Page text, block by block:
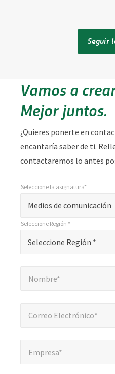
Seguir
Vamos a
Mejor juntos.
¿Quieres ponerte en
encantaría saber de ti.
contactaremos lo antes
"
indica
Medios de comunicación
Seleccione la asignatura*
Seleccione Región *
Seleccione Región *
Nombre*
Correo Electrónico*
Empresa*